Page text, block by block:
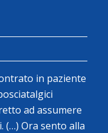
in paziente
ad assumere
(…) Ora sento alla